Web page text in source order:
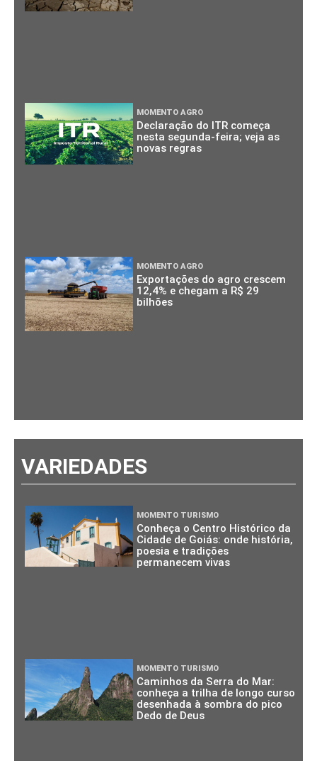
MOMENTO AGRO
Declaração do ITR começa
nesta segunda-feira; veja as
novas regras
MOMENTO AGRO
Exportações do agro crescem
12,4% e chegam a R$ 29
bilhões
VARIEDADES
MOMENTO TURISMO
Conheça o Centro Histórico da
Cidade de Goiás: onde história,
poesia e tradições
permanecem vivas
MOMENTO TURISMO
Caminhos da Serra do Mar:
conheça a trilha de longo curso
desenhada à sombra do pico
Dedo de Deus